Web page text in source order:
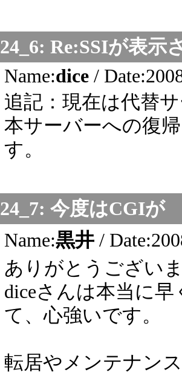
24_6: Re:SSIが表示
Name:dice/ Date:
追記：現在は代替
本サーバーへの復
す。
24_7: 今度はCGIが
Name:黒井/ Date:
ありがとうござい
diceさんは本当に
て、心強いです。
転居やメンテナン